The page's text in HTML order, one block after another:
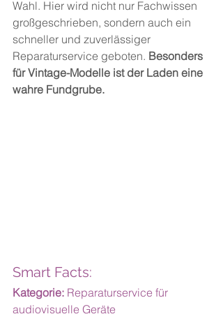
Wahl. Hier wird nicht nur Fachwissen
großgeschrieben, sondern auch ein
schneller und zuverlässiger
Reparaturservice geboten. Besonders
für Vintage-Modelle ist der Laden eine
wahre Fundgrube.
Smart Facts:
Kategorie: Reparaturservice für
audiovisuelle Geräte